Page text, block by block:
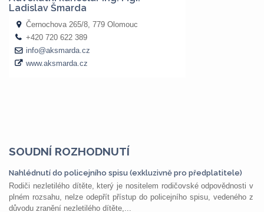
SOUDNÍ ROZHODNUTÍ
Nahlédnutí do policejního spisu (exkluzivně pro předplatitele)
Rodiči nezletilého dítěte, který je nositelem rodičovské odpovědnosti v
plném rozsahu, nelze odepřít přístup do policejního spisu, vedeného z
důvodu zranění nezletilého dítěte,...